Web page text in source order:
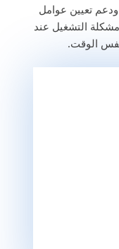
تعيين عوامل
التشغيل عند